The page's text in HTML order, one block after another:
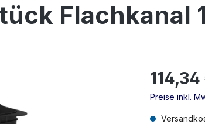
Flachkanal
Preise inkl.